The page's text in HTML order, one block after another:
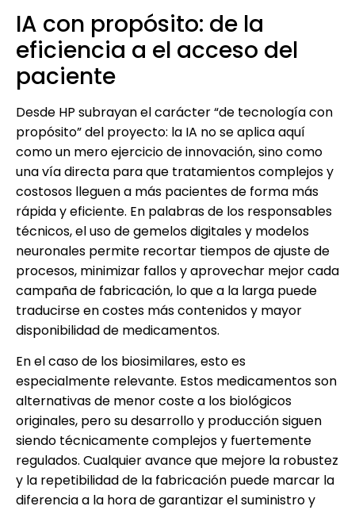
IA con propósito: de la
eficiencia a el acceso del
paciente
Desde HP subrayan el carácter “de tecnología con
propósito” del proyecto: la IA no se aplica aquí
como un mero ejercicio de innovación, sino como
una vía directa para que tratamientos complejos y
costosos lleguen a más pacientes de forma más
rápida y eficiente. En palabras de los responsables
técnicos, el uso de gemelos digitales y modelos
neuronales permite recortar tiempos de ajuste de
procesos, minimizar fallos y aprovechar mejor cada
campaña de fabricación, lo que a la larga puede
traducirse en costes más contenidos y mayor
disponibilidad de medicamentos.
En el caso de los biosimilares, esto es
especialmente relevante. Estos medicamentos son
alternativas de menor coste a los biológicos
originales, pero su desarrollo y producción siguen
siendo técnicamente complejos y fuertemente
regulados. Cualquier avance que mejore la robustez
y la repetibilidad de la fabricación puede marcar la
diferencia a la hora de garantizar el suministro y